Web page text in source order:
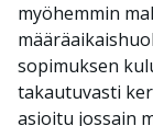
myöhemmin
sopimuksen
takautuvasti
asioitu jossain